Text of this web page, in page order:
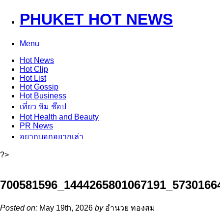
PHUKET HOT NEWS
Menu
HotNews
HotClip
HotList
HotGossip
HotBusiness
เที่ยว ชิม ช๊อป
HotHealth and Beauty
PR News
อยากบอกอยากเล่า
?>
Posted on: May 19th, 2026 byอำนวย ทองสม